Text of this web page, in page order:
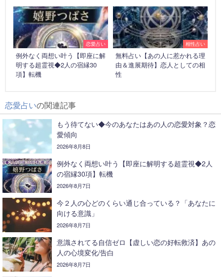
恋愛占い
例外なく両想い叶う【即座に解
明する超霊視◆2人の宿縁30
項】転機
相性占い
無料占い【あの人に惹かれる理
由＆進展期待】恋人としての相
性
恋愛占いの関連記事
もう待てない◆今のあなたはあの人の恋愛対象？恋
愛傾向
2026年8月8日
例外なく両想い叶う【即座に解明する超霊視◆2人
の宿縁30項】転機
2026年8月7日
今２人の心どのくらい通じ合っている？「あなたに
向ける意識」
2026年8月7日
意識されてる自信ゼロ【虚しい恋の好転救済】あの
人の心境変化/告白
2026年8月7日